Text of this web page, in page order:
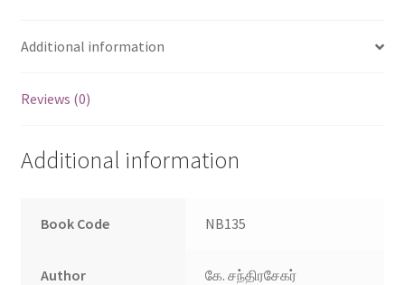
Additional information
Reviews (0)
Additional information
Book Code NB135
Author கே. சந்திரசேகர்